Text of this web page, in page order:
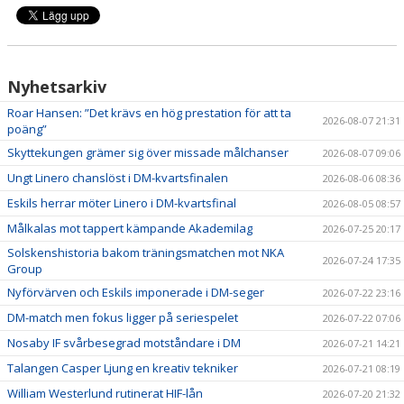
Nyhetsarkiv
Roar Hansen: ”Det krävs en hög prestation för att ta
poäng”
2026-08-07 21:31
Skyttekungen grämer sig över missade målchanser 2026-08-07 09:06
Ungt Linero chanslöst i DM-kvartsfinalen 2026-08-06 08:36
Eskils herrar möter Linero i DM-kvartsfinal 2026-08-05 08:57
Målkalas mot tappert kämpande Akademilag 2026-07-25 20:17
Solskenshistoria bakom träningsmatchen mot NKA
Group
2026-07-24 17:35
Nyförvärven och Eskils imponerade i DM-seger 2026-07-22 23:16
DM-match men fokus ligger på seriespelet 2026-07-22 07:06
Nosaby IF svårbesegrad motståndare i DM 2026-07-21 14:21
Talangen Casper Ljung en kreativ tekniker 2026-07-21 08:19
William Westerlund rutinerat HIF-lån 2026-07-20 21:32